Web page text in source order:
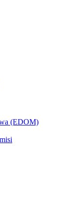
(EDOM)